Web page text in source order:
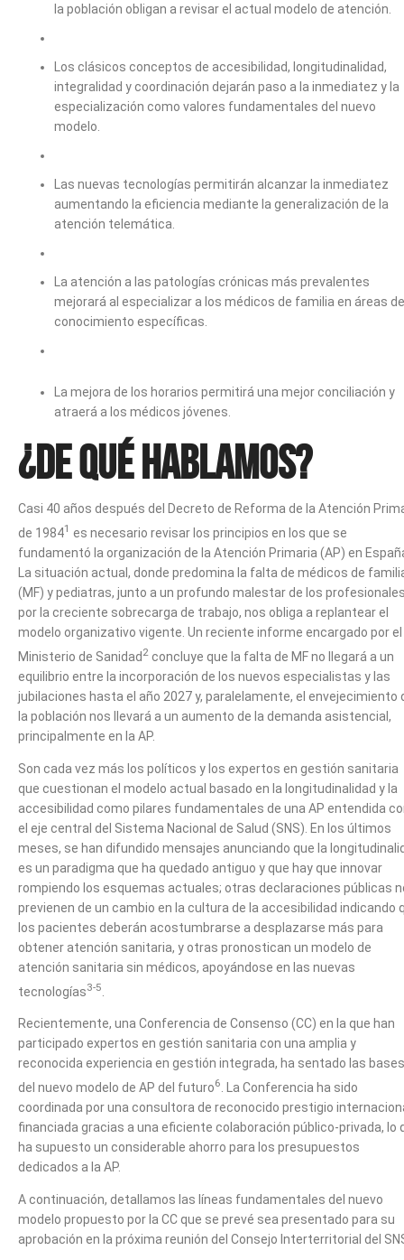
la población obligan a revisar el actual modelo de atención.
Los clásicos conceptos de accesibilidad, longitudinalidad,
integralidad y coordinación dejarán paso a la inmediatez y la
especialización como valores fundamentales del nuevo
modelo.
Las nuevas tecnologías permitirán alcanzar la inmediatez
aumentando la eficiencia mediante la generalización de la
atención telemática.
La atención a las patologías crónicas más prevalentes
mejorará al especializar a los médicos de familia en áreas de
conocimiento específicas.
La mejora de los horarios permitirá una mejor conciliación y
atraerá a los médicos jóvenes.
¿De qué hablamos?
Casi 40 años después del Decreto de Reforma de la Atención
de 19841 es necesario revisar los principios en los que se
fundamentó la organización de la Atención Primaria (AP) en
La situación actual, donde predomina la falta de médicos de
(MF) y pediatras, junto a un profundo malestar de los
por la creciente sobrecarga de trabajo, nos obliga a replantear el
modelo organizativo vigente. Un reciente informe encargado por el
Ministerio de Sanidad2 concluye que la falta de MF no llegará a un
equilibrio entre la incorporación de los nuevos especialistas y las
jubilaciones hasta el año 2027 y, paralelamente, el envejecimiento
la población nos llevará a un aumento de la demanda asistencial,
principalmente en la AP.
Son cada vez más los políticos y los expertos en gestión sanitaria
que cuestionan el modelo actual basado en la longitudinalidad y la
accesibilidad como pilares fundamentales de una AP entendida
el eje central del Sistema Nacional de Salud (SNS). En los últimos
meses, se han difundido mensajes anunciando que la
es un paradigma que ha quedado antiguo y que hay que innovar
rompiendo los esquemas actuales; otras declaraciones públicas
previenen de un cambio en la cultura de la accesibilidad indicando
los pacientes deberán acostumbrarse a desplazarse más para
obtener atención sanitaria, y otras pronostican un modelo de
atención sanitaria sin médicos, apoyándose en las nuevas
tecnologías3-5
Recientemente, una Conferencia de Consenso (CC) en la que han
participado expertos en gestión sanitaria con una amplia y
reconocida experiencia en gestión integrada, ha sentado las bases
del nuevo modelo de AP del futuro6
. La Conferencia ha sido
coordinada por una consultora de reconocido prestigio
financiada gracias a una eficiente colaboración público-privada, lo
ha supuesto un considerable ahorro para los presupuestos
dedicados a la AP.
A continuación, detallamos las líneas fundamentales del nuevo
modelo propuesto por la CC que se prevé sea presentado para su
aprobación en la próxima reunión del Consejo Interterritorial del